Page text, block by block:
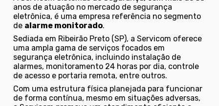
anos de atuação no mercado de segurança
eletrônica, é uma empresa referência no segmento
de alarme monitorado.
Sediada em Ribeirão Preto (SP), a Servicom oferece
uma ampla gama de serviços focados em
segurança eletrônica, incluindo instalação de
alarmes, monitoramento 24 horas por dia, controle
de acesso e portaria remota, entre outros.
Com uma estrutura física planejada para funcionar
de forma contínua, mesmo em situações adversas,